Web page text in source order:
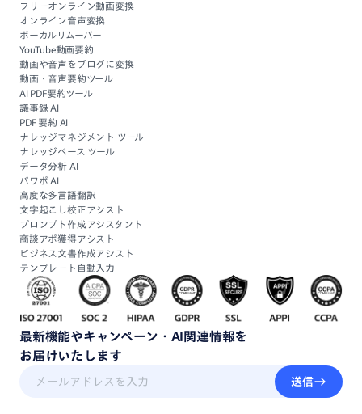
フリーオンライン動画変換
オンライン音声変換
ボーカルリムーバー
YouTube動画要約
動画や音声をブログに変換
動画・音声要約ツール
AI PDF要約ツール
議事録 AI
PDF 要約 AI
ナレッジマネジメント ツール
ナレッジベース ツール
データ分析 AI
パワポ AI
高度な多言語翻訳
文字起こし校正アシスト
プロンプト作成アシスタント
商談アポ獲得アシスト
ビジネス文書作成アシスト
テンプレート自動入力
最新機能やキャンペーン・ AI関連情報を
お届けいたします
送信